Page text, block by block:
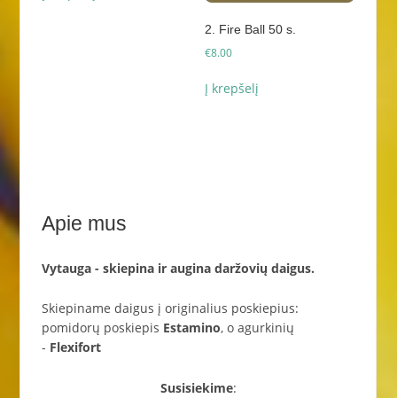
2. Fire Ball 50 s.
€8.00
Į krepšelį
Apie mus
Vytauga - skiepina ir augina daržovių daigus.
Skiepiname daigus į originalius poskiepius:
pomidorų poskiepis Estamino, o agurkinių
- Flexifort
Susisiekime: